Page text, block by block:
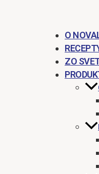
O
ZO